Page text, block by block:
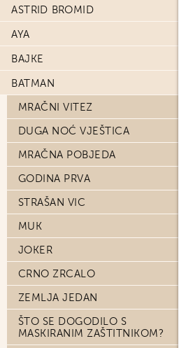
ASTRID BROMID
AYA
BAJKE
BATMAN
MRAČNI VITEZ
DUGA NOĆ VJEŠTICA
MRAČNA POBJEDA
GODINA PRVA
STRAŠAN VIC
MUK
JOKER
CRNO ZRCALO
ZEMLJA JEDAN
ŠTO SE DOGODILO S
MASKIRANIM ZAŠTITNIKOM?